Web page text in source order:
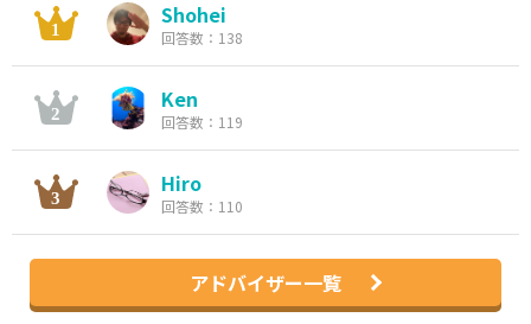
Shohei
回答数：138
Ken
回答数：119
Hiro
回答数：110
アドバイザー一覧